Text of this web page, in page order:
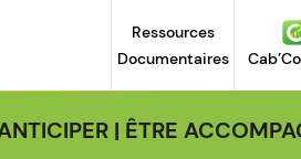
Ressources
Documentaires
| ÊTRE